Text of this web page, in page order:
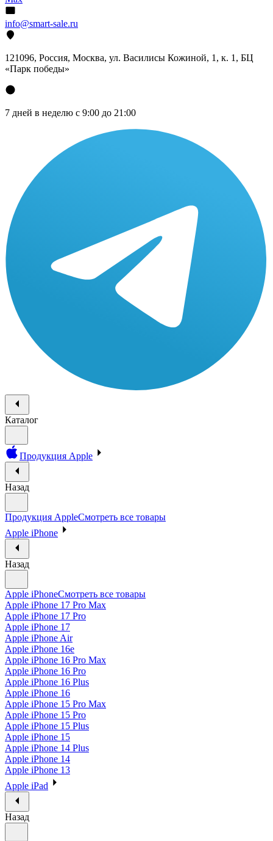
info@smart-sale.ru
121096, Россия, Москва, ул. Василисы Кожиной, 1, к. 1, БЦ
«Парк победы»
7 дней в неделю с 9:00 до 21:00
Каталог
Продукция Apple
Назад
Продукция AppleСмотреть все товары
Apple iPhone
Назад
Apple iPhoneСмотреть все товары
Apple iPhone 17 Pro Max
Apple iPhone 17 Pro
Apple iPhone 17
Apple iPhone Air
Apple iPhone 16e
Apple iPhone 16 Pro Max
Apple iPhone 16 Pro
Apple iPhone 16 Plus
Apple iPhone 16
Apple iPhone 15 Pro Max
Apple iPhone 15 Pro
Apple iPhone 15 Plus
Apple iPhone 15
Apple iPhone 14 Plus
Apple iPhone 14
Apple iPhone 13
Apple iPad
Назад